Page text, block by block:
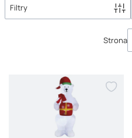
Filtry
Strona